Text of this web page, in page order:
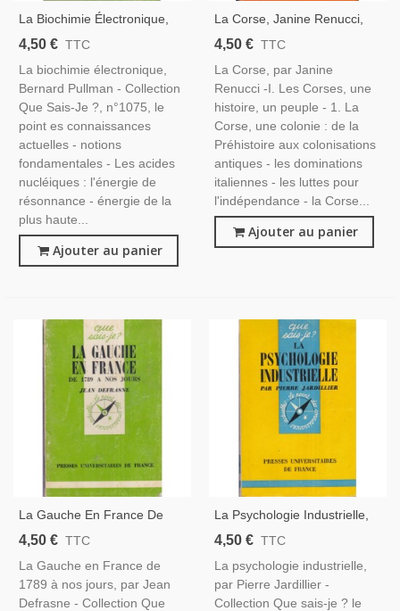
La Biochimie Électronique,
Bernard Pullman, 1969 - Que
Physiques
4,50 € TTC
La biochimie électronique,
Bernard Pullman - Collection
Que Sais-Je ?, n°1075, le
point es connaissances
actuelles - notions
fondamentales - Les acides
nucléiques : l'énergie de
résonnance - énergie de la
plus haute...
Ajouter au panier
La Corse, Janine Renucci,
1987 - Que Sais-Je ?
4,50 € TTC
La Corse, par Janine
Renucci -I. Les Corses, une
histoire, un peuple - 1. La
Corse, une colonie : de la
Préhistoire aux colonisations
antiques - les dominations
italiennes - les luttes pour
l'indépendance - la Corse...
Ajouter au panier
La Gauche En France De
1789 À Nos Jours, Jean
Je ? - Politique, Gauche
4,50 € TTC
La Gauche en France de
1789 à nos jours, par Jean
Defrasne - Collection Que
La Psychologie Industrielle,
Pierre Jardillier, 1967 - Que
4,50 € TTC
La psychologie industrielle,
par Pierre Jardillier -
Collection Que sais-je ? le